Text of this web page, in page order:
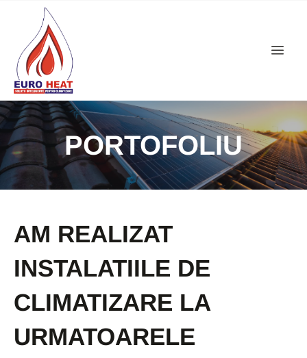
PORTOFOLIU
AM REALIZAT
INSTALATIILE DE
CLIMATIZARE LA
URMATOARELE